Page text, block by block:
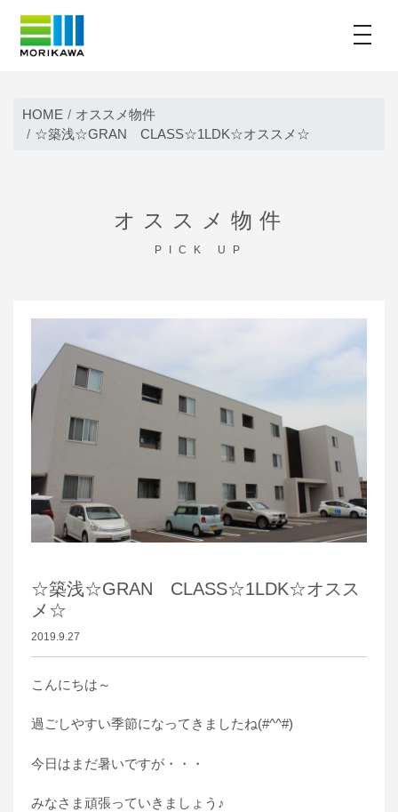
contentHOME
オススメ物件
☆築浅☆GRAN CLASS☆1LDK☆オススメ☆
オススメ物件
PICK UP
☆築浅☆GRAN CLASS☆1LDK☆オスス
メ☆
2019.9.27
こんにちは～
過ごしやすい季節になってきましたね(#^^#)
今日はまだ暑いですが・・・
みなさま頑張っていきましょう♪